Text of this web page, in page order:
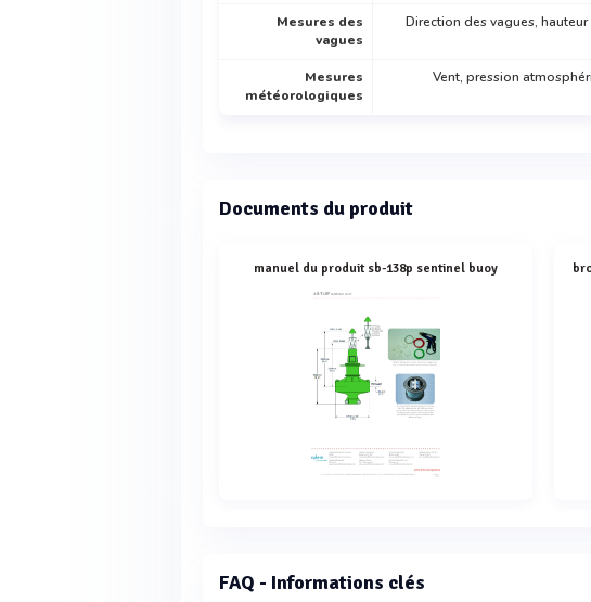
Mesures des
vagues
Direction des vagues,
Mesures
météorologiques
Vent, pression
Documents du produit
manuel du produit sb-138p sentinel buoy
FAQ - Informations clés